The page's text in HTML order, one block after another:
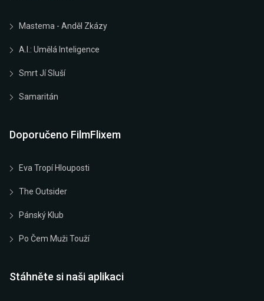
Mastema - Anděl Zkázy
A.I.: Umělá Inteligence
Smrt Jí Sluší
Samaritán
Doporučeno FilmFlixem
Eva Tropí Hlouposti
The Outsider
Pánský Klub
Po Čem Muži Touží
Stáhněte si naši aplikaci